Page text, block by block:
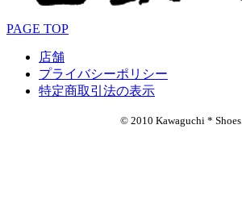
PAGE TOP
店舗
プライバシーポリシー
特定商取引法の表示
© 2010 Kawaguchi * Shoes